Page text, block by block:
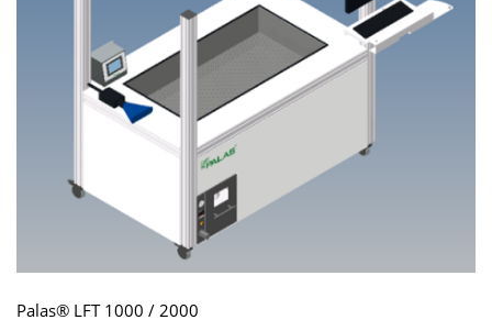
Palas® LFT 1000 / 2000